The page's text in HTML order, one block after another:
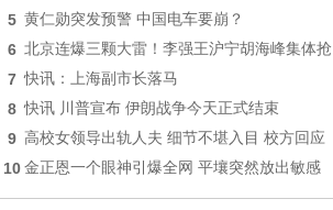
5 黄仁勋突发预警 中国电车要崩？
6 北京连爆三颗大雷！李强王沪宁胡海峰集体抢
7 快讯：上海副市长落马
8 快讯 川普宣布 伊朗战争今天正式结束
9 高校女领导出轨人夫 细节不堪入目 校方回应
10 金正恩一个眼神引爆全网 平壤突然放出敏感